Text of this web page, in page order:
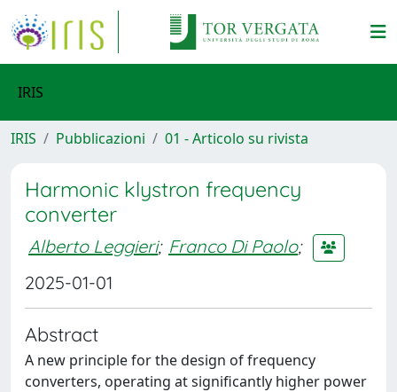
IRIS
IRIS Pubblicazioni 01 - Articolo su rivista
Harmonic klystron frequency
converter
Alberto Leggieri; Franco Di Paolo;
2025-01-01
Abstract
A new principle for the design of frequency
converters, operating at significantly higher power